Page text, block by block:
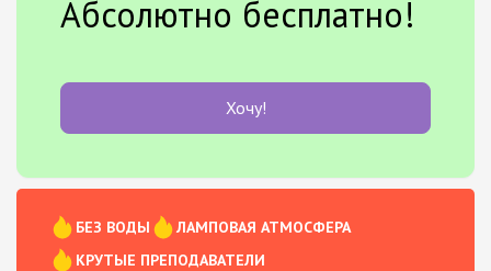
Абсолютно бесплатно!
Хочу!
БЕЗ ВОДЫ
ЛАМПОВАЯ АТМОСФЕРА
КРУТЫЕ ПРЕПОДАВАТЕЛИ